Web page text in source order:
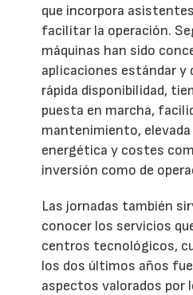
que incorpora
facilitar la operación.
máquinas han sido
aplicaciones estándar y
rápida disponibilidad,
puesta en marcha,
mantenimiento,
energética y costes
inversión como de
Las jornadas también
conocer los servicios
centros tecnológicos,
los dos últimos años
aspectos valorados por